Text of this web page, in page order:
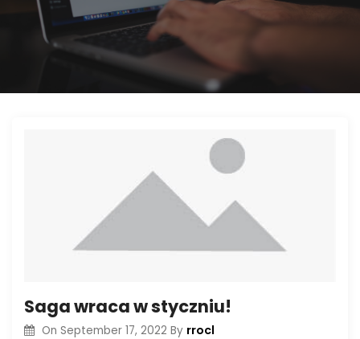
Saga wraca w styczniu!
On September 17, 2022 By rrocl